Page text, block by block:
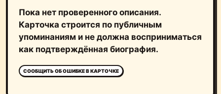
Пока нет проверенного описания.
Карточка строится по публичным
упоминаниям и не должна восприниматься
как подтверждённая биография.
СООБЩИТЬ ОБ ОШИБКЕ В КАРТОЧКЕ